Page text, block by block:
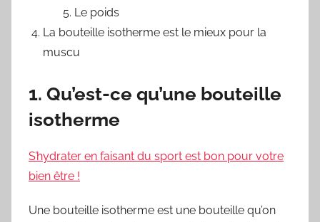
Le poids
La bouteille isotherme est le mieux pour la
muscu
1. Qu’est-ce qu’une bouteille
isotherme
S’hydrater en faisant du sport est bon pour votre
bien être !
Une bouteille isotherme est une bouteille qu’on